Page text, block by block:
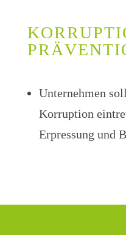
Unternehmen
Korruption
Erpressung und